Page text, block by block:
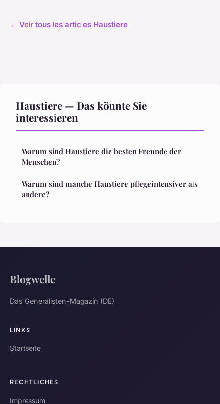
← Voir tous les articles Haustiere
Haustiere — Das könnte Sie
interessieren
Warum sind Haustiere die besten Freunde der
Menschen?
Warum sind manche Haustiere pflegeintensiver als
andere?
Blogwelle
Das Generalisten-Magazin (DE)
LINKS
Startseite
RECHTLICHES
Impressum